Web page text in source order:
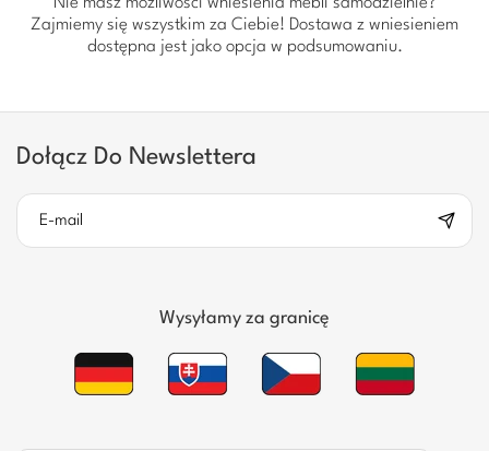
Nie masz możliwości wniesienia mebli samodzielnie?
Zajmiemy się wszystkim za Ciebie! Dostawa z wniesieniem
dostępna jest jako opcja w podsumowaniu.
Dołącz Do Newslettera
Wysyłamy za granicę